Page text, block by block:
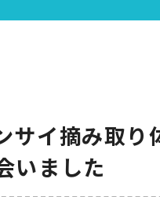
サイ摘み取
いました